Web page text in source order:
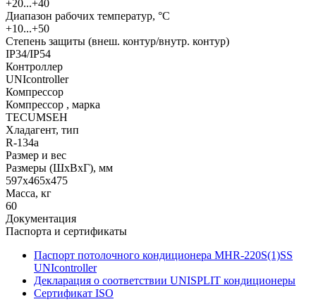
+20...+40
Диапазон рабочих температур, °С
+10...+50
Степень защиты (внеш. контур/внутр. контур)
IP34/IP54
Контроллер
UNIcontroller
Компрессор
Компрессор , марка
TECUMSEH
Хладагент, тип
R-134a
Размер и вес
Размеры (ШхВхГ), мм
597х465х475
Масса, кг
60
Документация
Паспорта и сертификаты
Паспорт потолочного кондиционера MHR-220S(1)SS
UNIcontroller
Декларация о соответствии UNISPLIT кондиционеры
Сертификат ISO